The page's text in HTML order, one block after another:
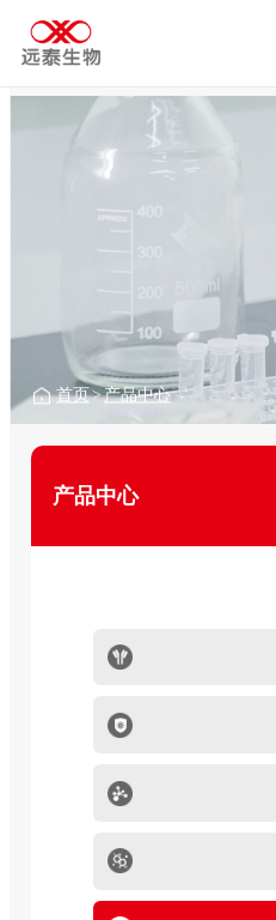
产品中心
首页>产品中心
肿瘤细胞